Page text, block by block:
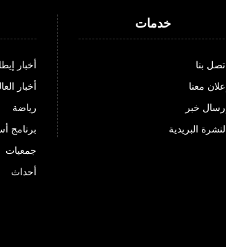
أخبار
أخبار
رياضة
برنامج
جمعيات
أحداث
خدمات
اتصل بنا
إعلان معنا
إرسال خبر
النشرة البريدية